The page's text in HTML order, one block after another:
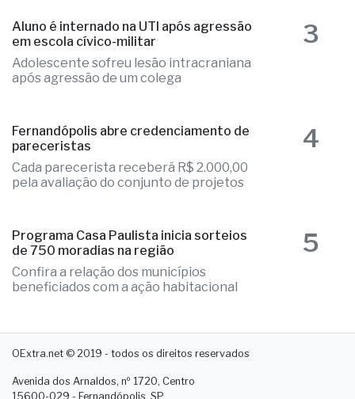
Aluno é internado na UTI após agressão
em escola cívico-militar
Adolescente sofreu lesão intracraniana
após agressão de um colega
3
Fernandópolis abre credenciamento de
pareceristas
Cada parecerista receberá R$ 2.000,00
pela avaliação do conjunto de projetos
4
Programa Casa Paulista inicia sorteios
de 750 moradias na região
Confira a relação dos municípios
beneficiados com a ação habitacional
5
OExtra.net © 2019 - todos os direitos reservados
Avenida dos Arnaldos, nº 1720, Centro
15600-029 - Fernandópolis. SP